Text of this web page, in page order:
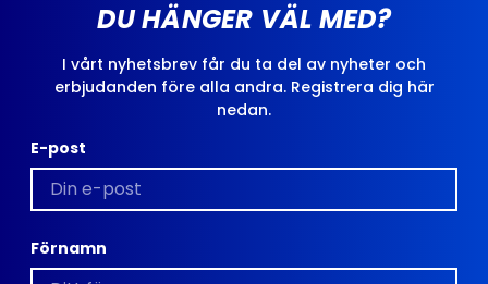
DU HÄNGER VÄL MED?
I vårt nyhetsbrev får du ta del av nyheter och
erbjudanden före alla andra. Registrera dig här
nedan.
E-post
Förnamn